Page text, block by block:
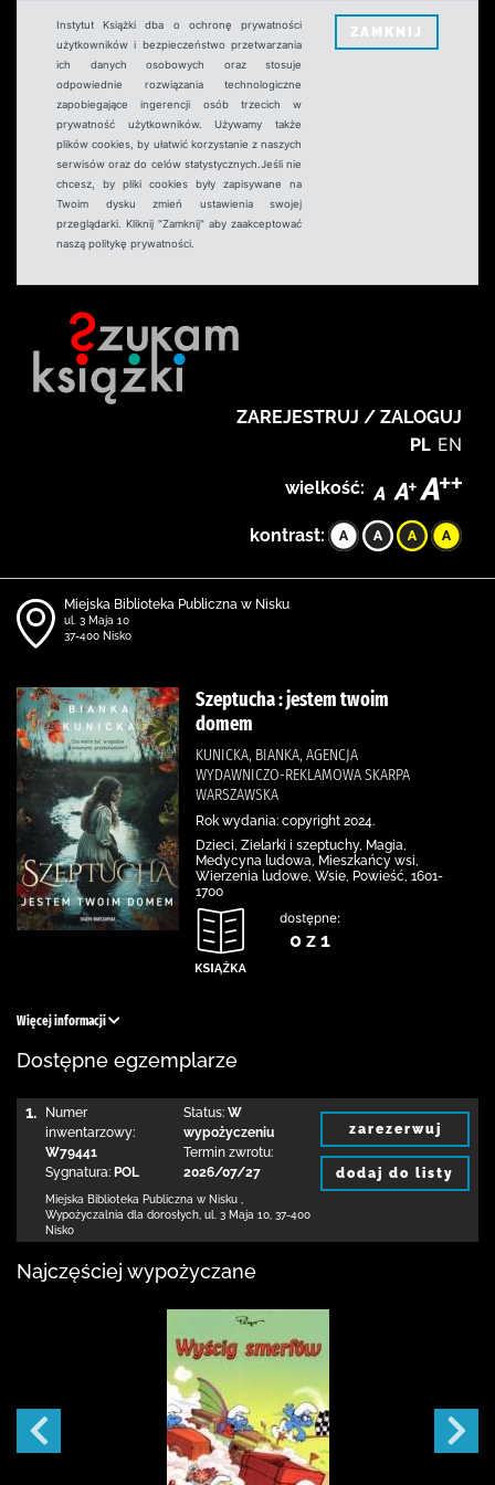
Instytut Książki dba o ochronę prywatności
użytkowników i bezpieczeństwo przetwarzania
ich danych osobowych oraz stosuje
odpowiednie rozwiązania technologiczne
zapobiegające ingerencji osób trzecich w
prywatność użytkowników. Używamy także
plików cookies, by ułatwić korzystanie z naszych
serwisów oraz do celów statystycznych.Jeśli nie
chcesz, by pliki cookies były zapisywane na
Twoim dysku zmień ustawienia swojej
przeglądarki. Kliknij "Zamknij" aby zaakceptować
naszą politykę prywatności.
ZAMKNIJ
ZAREJESTRUJ / ZALOGUJ
PL EN
wielkość:
kontrast:
Miejska Biblioteka Publiczna w Nisku
ul. 3 Maja 10
37-400 Nisko
Szeptucha : jestem twoim
domem
KUNICKA, BIANKA, AGENCJA
WYDAWNICZO-REKLAMOWA SKARPA
WARSZAWSKA
Rok wydania: copyright 2024.
Dzieci, Zielarki i szeptuchy, Magia,
Medycyna ludowa, Mieszkańcy wsi,
Wierzenia ludowe, Wsie, Powieść, 1601-
1700
dostępne:
0 z 1
Więcej informacji
Dostępne egzemplarze
1.
Numer
inwentarzowy:
W79441
Sygnatura: POL
Status: W
wypożyczeniu
Termin zwrotu:
2026/07/27
Miejska Biblioteka Publiczna w Nisku
Wypożyczalnia dla dorosłych, ul. 3 Maja 10 37-400
Nisko
zarezerwuj
dodaj do listy
Najczęściej wypożyczane